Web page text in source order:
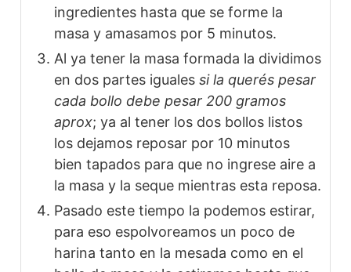
ingredientes hasta que se forme la
masa y amasamos por 5 minutos.
Al ya tener la masa formada la dividimos
en dos partes igualessi la querés pesar
cada bollo debe pesar 200 gramos
aprox; ya al tener los dos bollos listos
los dejamos reposar por 10 minutos
bien tapados para que no ingrese aire a
la masa y la seque mientras esta reposa.
Pasado este tiempo la podemos estirar,
para eso espolvoreamos un poco de
harina tanto en la mesada como en el